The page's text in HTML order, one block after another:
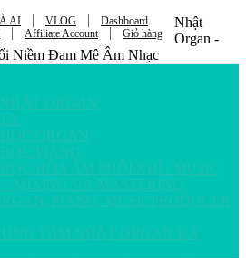
AI VLOG
Dashboard
Affiliate Account Giỏ hàng
Nhật
Organ -
Niềm Đam Mê Âm Nhạc
ORGAN
ORGAN
PIANO
HÒA ÂM PHỐI KHÍ / MUSIC
– MIXING VÀ MASTERING
PIANO, MUSICPRODUCER
TÂM NHẬT ORGAN ĐÀ